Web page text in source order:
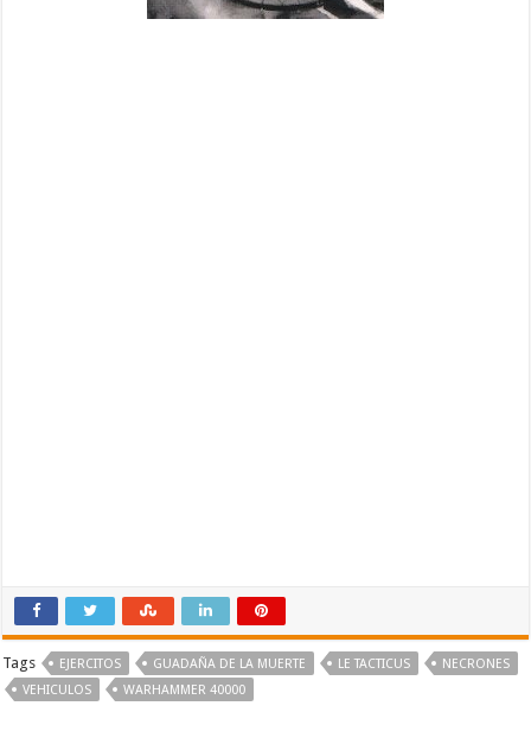
Tags EJERCITOS GUADAÑA DE LA MUERTE LE TACTICUS
NECRONES
VEHICULOS
WARHAMMER 40000